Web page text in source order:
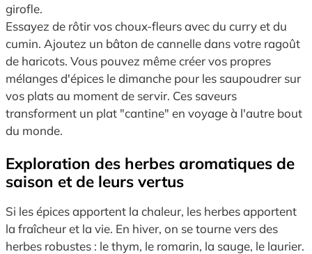
girofle.
Essayez de rôtir vos choux-fleurs avec du curry et du
cumin. Ajoutez un bâton de cannelle dans votre ragoût
de haricots. Vous pouvez même créer vos propres
mélanges d'épices le dimanche pour les saupoudrer sur
vos plats au moment de servir. Ces saveurs
transforment un plat "cantine" en voyage à l'autre bout
du monde.
Exploration des herbes aromatiques de
saison et de leurs vertus
Si les épices apportent la chaleur, les herbes apportent
la fraîcheur et la vie. En hiver, on se tourne vers des
herbes robustes : le thym, le romarin, la sauge, le laurier.